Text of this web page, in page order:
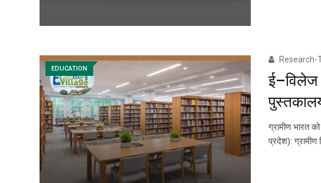
EDUCATION
Research-
ई–विलेज
ग्रामीण भारत
प्रदेश): ग्रामीण